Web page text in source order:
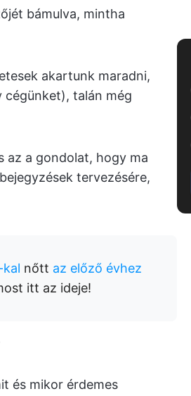
bámulva, mintha
akartunk maradni,
cégünket), talán még
az a gondolat, hogy ma
tervezésére,
nőtt az előző évhez
itt az ideje!
és mikor érdemes